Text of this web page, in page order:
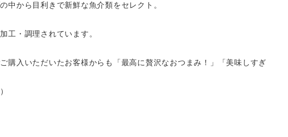
中から目利きで新鮮な魚介類をセレクト。
工・調理されています。
購入いただいたお客様からも「最高に贅沢なおつまみ！」「美味しすぎ